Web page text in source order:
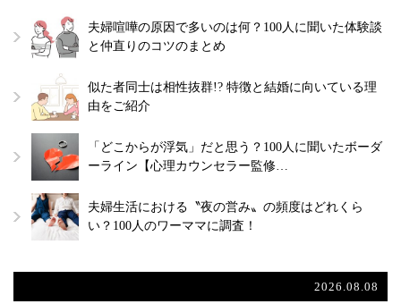
夫婦喧嘩の原因で多いのは何？100人に聞いた体験談
と仲直りのコツのまとめ
似た者同士は相性抜群!? 特徴と結婚に向いている理
由をご紹介
「どこからが浮気」だと思う？100人に聞いたボーダ
ーライン【心理カウンセラー監修…
夫婦生活における〝夜の営み〟の頻度はどれくら
い？100人のワーママに調査！
2026.08.08